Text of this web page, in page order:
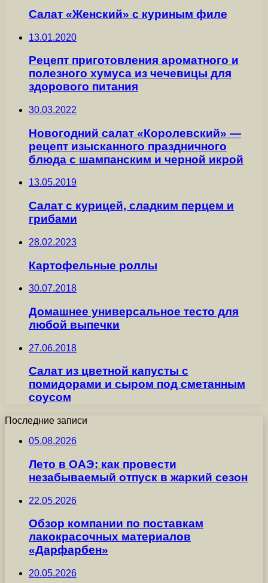
Салат «Женский» с куриным филе
13.01.2020
Рецепт приготовления ароматного и
полезного хумуса из чечевицы для
здорового питания
30.03.2022
Новогодний салат «Королевский» —
рецепт изысканного праздничного
блюда с шампанским и черной икрой
13.05.2019
Салат с курицей, сладким перцем и
грибами
28.02.2023
Картофельные роллы
30.07.2018
Домашнее универсальное тесто для
любой выпечки
27.06.2018
Салат из цветной капусты с
помидорами и сыром под сметанным
соусом
Последние записи
05.08.2026
Лето в ОАЭ: как провести
незабываемый отпуск в жаркий сезон
22.05.2026
Обзор компании по поставкам
лакокрасочных материалов
«Дарфарбен»
20.05.2026